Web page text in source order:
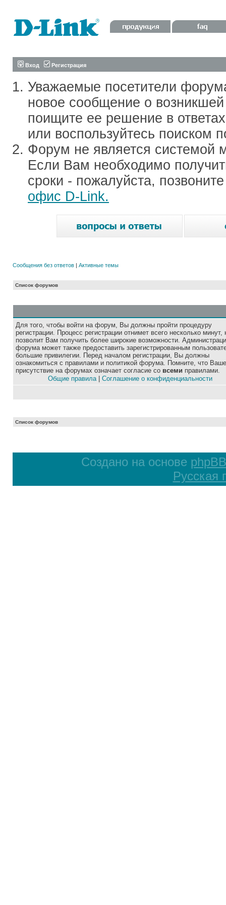
Вход Регистрация
Уважаемые посетители
новое сообщение о
поищите ее решение в
или воспользуйтесь поиском
Форум не является системой
Если Вам необходимо
сроки - пожалуйста,
офис D-Link.
Сообщения без ответов | Активные темы
Список форумов
Для того, чтобы войти на форум, Вы должны пройти процедуру
регистрации. Процесс регистрации отнимет всего несколько минут,
позволит Вам получить более широкие возможности.
форума может также предоставить зарегистрированным
большие привилегии. Перед началом регистрации, Вы должны
ознакомиться с правилами и политикой форума. Помните, что Ваше
присутствие на форумах означает согласие со всеми правилами.
Общие правила| Соглашение о конфиденциальности
Список форумов
Создано на основе phpBB
Русская